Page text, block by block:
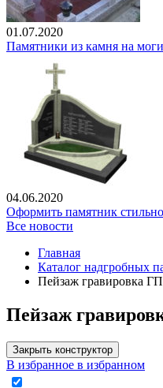
01.07.2020
Памятники из камня на
04.06.2020
Оформить памятник
Все новости
Главная
Каталог надгробных
Пейзаж гравировка
Пейзаж
Закрыть конструктор
В избранное в избранном